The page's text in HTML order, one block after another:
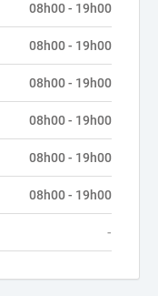
08h00 - 19h00
08h00 - 19h00
08h00 - 19h00
08h00 - 19h00
08h00 - 19h00
08h00 - 19h00
-